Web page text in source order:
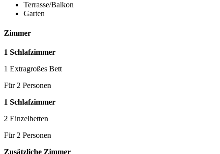
Terrasse/Balkon
Garten
Zimmer
1 Schlafzimmer
1 Extragroßes Bett
Für 2 Personen
1 Schlafzimmer
2 Einzelbetten
Für 2 Personen
Zusätzliche Zimmer